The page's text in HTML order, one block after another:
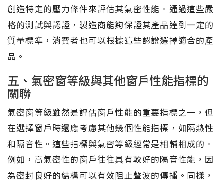
創造特定的壓力條件來評估其氣密性能。通過這些嚴
格的測試與認證，製造商能夠保證其產品達到一定的
質量標準，消費者也可以根據這些認證選擇適合的產
品。
五、氣密窗等級與其他窗戶性能指標的
關聯
氣密窗等級雖然是評估窗戶性能的重要指標之一，但
在選擇窗戶時還應考慮其他幾個性能指標，如隔熱性
和隔音性。這些指標與氣密等級經常是相輔相成的。
例如，高氣密性的窗戶往往具有較好的隔音性能，因
為密封良好的結構可以有效阻止聲波的傳播。同樣，